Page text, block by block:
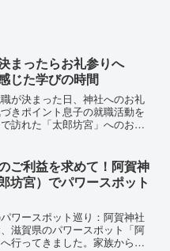
まったらお礼参りへ
じた学びの時間
が決まった日、神社へのお礼
きポイント息子の就職活動を
訪れた「太郎坊宮」へのお礼
持ちを持つことの大切さ帰宅
から気づいた、...
ご利益を求めて！阿賀神
坊宮）でパワースポット
ワースポット巡り：阿賀神社
滋賀県のパワースポット「阿
行ってきました。家族から